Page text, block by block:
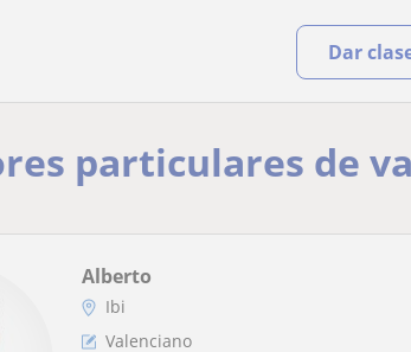
Dar
particulares de
Alberto
Ibi
Valenciano